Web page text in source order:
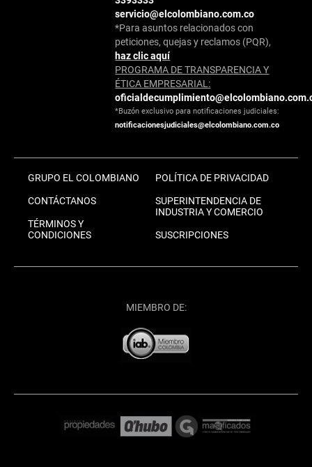
servicio@elcolombiano.com.co
*Para asuntos relacionados con
peticiones, quejas y reclamos (PQR),
haz clic aquí
PROGRAMA DE TRANSPARENCIA Y
ÉTICA EMPRESARIAL:
*Buzón exclusivo para notificaciones judiciales:
notificacionesjudiciales@elcolombiano.com.co
GRUPO EL COLOMBIANO
CONTÁCTANOS
TÉRMINOS Y
CONDICIONES
POLÍTICA DE PRIVACIDAD
SUPERINTENDENCIA DE
INDUSTRIA Y COMERCIO
SUSCRIPCIONES
MIEMBRO DE: